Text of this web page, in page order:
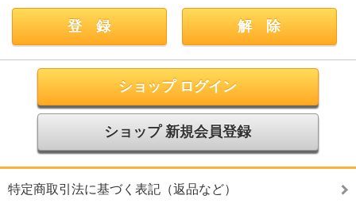
ショップ ログイン
ショップ 新規会員登録
特定商取引法に基づく表記（返品など）